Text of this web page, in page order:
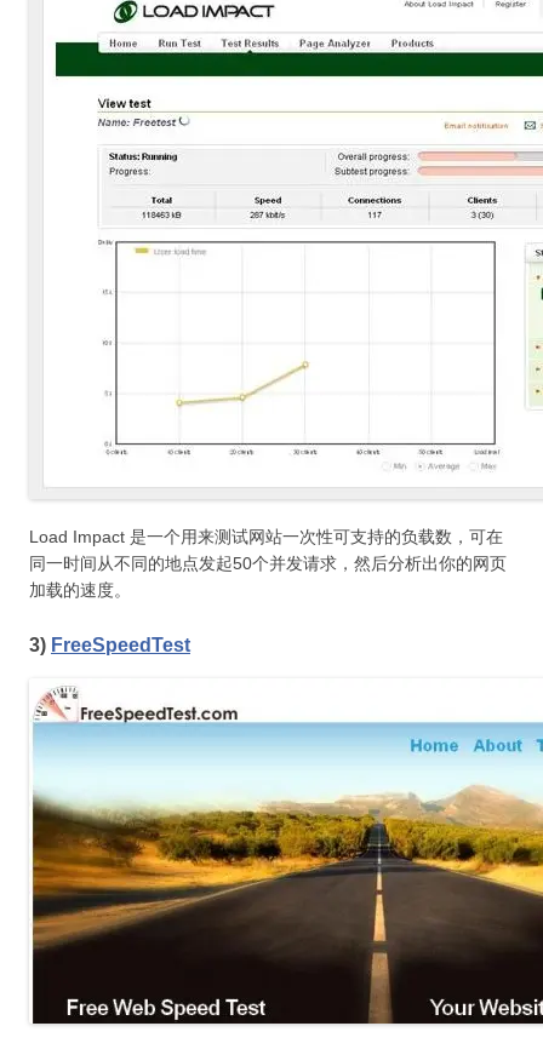
Load Impact 是一个用来测试网站一次性可支持的负载数，可在
同一时间从不同的地点发起50个并发请求，然后分析出你的网页
加载的速度。
3) FreeSpeedTest